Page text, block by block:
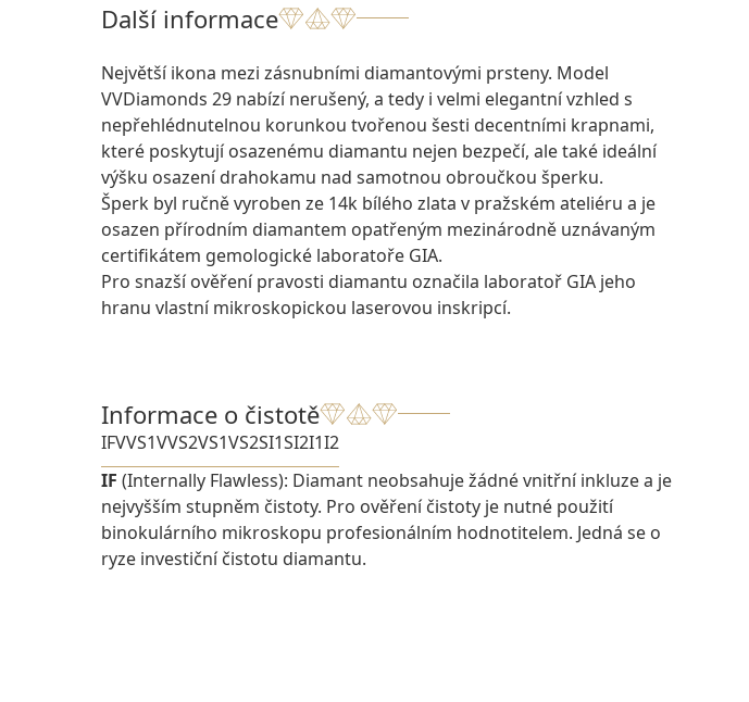
Další informace
Největší ikona mezi zásnubními diamantovými prsteny. Model
VVDiamonds 29 nabízí nerušený, a tedy i velmi elegantní vzhled s
nepřehlédnutelnou korunkou tvořenou šesti decentními krapnami,
které poskytují osazenému diamantu nejen bezpečí, ale také ideální
výšku osazení drahokamu nad samotnou obroučkou šperku.
Šperk byl ručně vyroben ze 14k bílého zlata v pražském ateliéru a je
osazen přírodním diamantem opatřeným mezinárodně uznávaným
certifikátem gemologické laboratoře GIA.
Pro snazší ověření pravosti diamantu označila laboratoř GIA jeho
hranu vlastní mikroskopickou laserovou inskripcí.
Informace o čistotě
IFVVS1VVS2VS1VS2SI1SI2I1I2
IF (Internally Flawless): Diamant neobsahuje žádné vnitřní inkluze a je
nejvyšším stupněm čistoty. Pro ověření čistoty je nutné použití
binokulárního mikroskopu profesionálním hodnotitelem. Jedná se o
ryze investiční čistotu diamantu.